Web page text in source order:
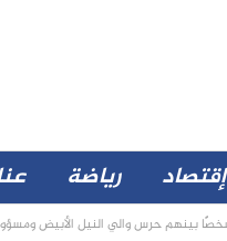
إقتصاد رياضة